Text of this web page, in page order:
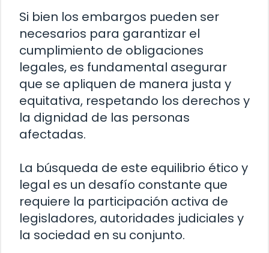
Si bien los embargos pueden ser
necesarios para garantizar el
cumplimiento de obligaciones
legales, es fundamental asegurar
que se apliquen de manera justa y
equitativa, respetando los derechos y
la dignidad de las personas
afectadas.
La búsqueda de este equilibrio ético y
legal es un desafío constante que
requiere la participación activa de
legisladores, autoridades judiciales y
la sociedad en su conjunto.